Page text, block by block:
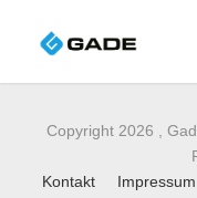
Copyright 2026 ,
Kontakt
Impressum